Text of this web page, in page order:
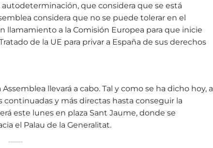
que considera que se está
considera que no se puede tolerar en el
llamamiento a la Comisión Europea para que inicie
de la UE para privar a España de sus derechos
llevará a cabo. Tal y como se ha dicho hoy, a
continuadas y más directas hasta conseguir la
este lunes en plaza Sant Jaume, donde se
el Palau de la Generalitat.